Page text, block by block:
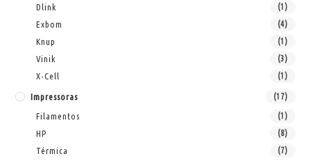
Dlink (1)
Exbom (4)
Knup (1)
Vinik (3)
X-Cell (1)
Impressoras (17)
Filamentos (1)
HP (8)
Térmica (7)